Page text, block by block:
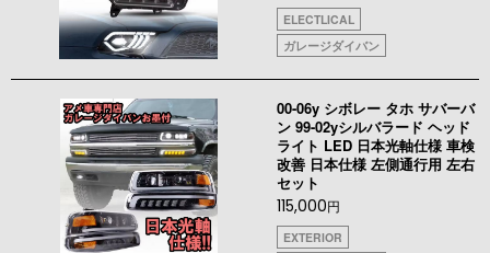
ELECTLICAL
ガレージダイバン
00-06y シボレー タホ サバーバ
ン 99-02yシルバラード ヘッド
ライト LED 日本光軸仕様 車検
改善 日本仕様 左側通行用 左右
セット
115,000円
EXTERIOR